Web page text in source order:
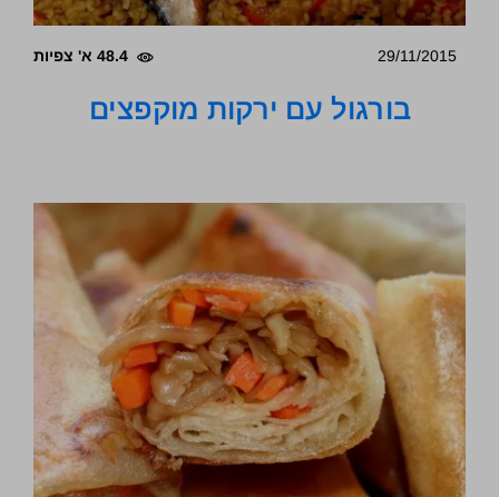
29/11/2015 48.4 א' צפיות
בורגול עם ירקות מוקפצים